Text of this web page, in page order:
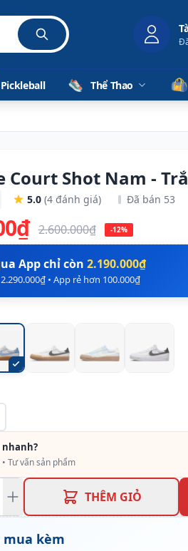
Pickleball Thể Thao
Court Shot Nam -
5.0 (4 đánh giá) Đã bán 53
2.600.000₫ -12%
App chỉ còn 2.190.000₫
• App rẻ hơn 100.000₫
nhanh?
Tư vấn sản phẩm
THÊM GIỎ
mua kèm